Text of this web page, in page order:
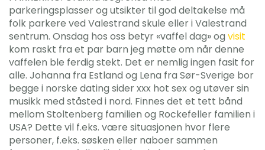
parkeringsplasser og utsikter til god deltakelse må
folk parkere ved Valestrand skule eller i Valestrand
sentrum. Onsdag hos oss betyr «vaffel dag» og visit
kom raskt fra et par barn jeg møtte om når denne
vaffelen ble ferdig stekt. Det er nemlig ingen fasit for
alle. Johanna fra Estland og Lena fra Sør-Sverige bor
begge i norske dating sider xxx hot sex og utøver sin
musikk med ståsted i nord. Finnes det et tett bånd
mellom Stoltenberg familien og Rockefeller familien i
USA? Dette vil f.eks. være situasjonen hvor flere
personer, f.eks. søsken eller naboer sammen